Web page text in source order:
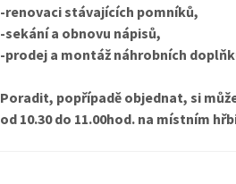
-renovaci stávajících pomníků,
-sekání a obnovu nápisů,
-prodej a montáž náhrobních
Poradit, popřípadě objednat, si
od 10.30 do 11.00hod. na místním